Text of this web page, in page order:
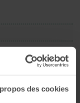
des cookies
le plein d’énergie.